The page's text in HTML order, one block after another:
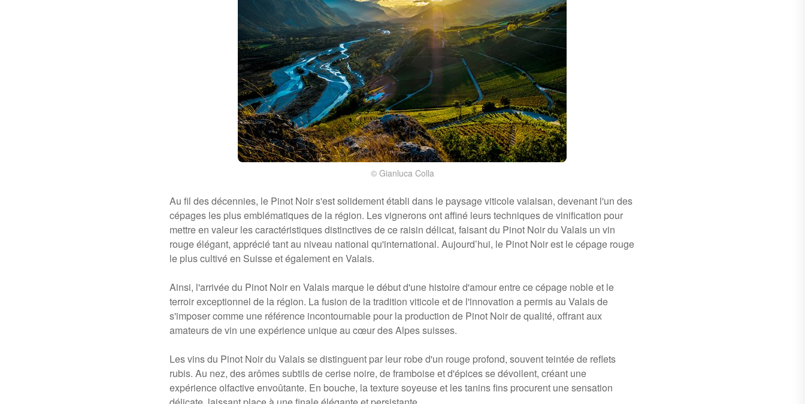
© Gianluca Colla
Au fil des décennies, le Pinot Noir s'est solidement établi dans le paysage viticole valaisan, devenant l'un des
cépages les plus emblématiques de la région. Les vignerons ont affiné leurs techniques de vinification pour
mettre en valeur les caractéristiques distinctives de ce raisin délicat, faisant du Pinot Noir du Valais un vin
rouge élégant, apprécié tant au niveau national qu'international. Aujourd’hui, le Pinot Noir est le cépage rouge
le plus cultivé en Suisse et également en Valais.
Ainsi, l'arrivée du Pinot Noir en Valais marque le début d'une histoire d'amour entre ce cépage noble et le
terroir exceptionnel de la région. La fusion de la tradition viticole et de l'innovation a permis au Valais de
s'imposer comme une référence incontournable pour la production de Pinot Noir de qualité, offrant aux
amateurs de vin une expérience unique au cœur des Alpes suisses.
Les vins du Pinot Noir du Valais se distinguent par leur robe d'un rouge profond, souvent teintée de reflets
rubis. Au nez, des arômes subtils de cerise noire, de framboise et d'épices se dévoilent, créant une
expérience olfactive envoûtante. En bouche, la texture soyeuse et les tanins fins procurent une sensation